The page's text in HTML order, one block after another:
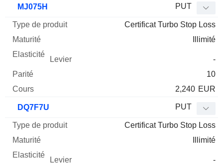
MJ075H PUT
Certificat Turbo Stop Loss
Illimité
-
10
2,240 EUR
DQ7F7U PUT
Certificat Turbo Stop Loss
Illimité
-